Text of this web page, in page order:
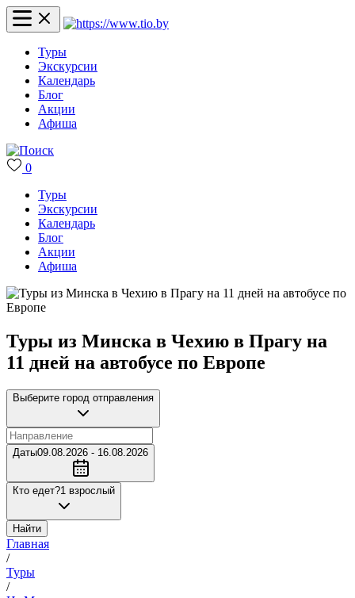
Туры
Экскурсии
Календарь
Блог
Акции
Афиша
0
Туры
Экскурсии
Календарь
Блог
Акции
Афиша
Туры из Минска в Чехию в Прагу на
11 дней на автобусе по Европе
Выберите город отправления
Даты09.08.2026 - 16.08.2026
Кто едет?1 взрослый
Найти
Главная
/
Туры
/